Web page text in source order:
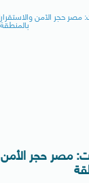
مصر حجر الأمن